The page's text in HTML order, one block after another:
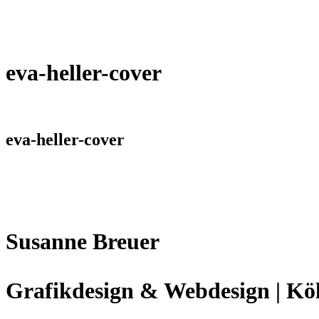
eva-heller-cover
eva-heller-cover
Susanne Breuer
Grafikdesign & Webdesign |